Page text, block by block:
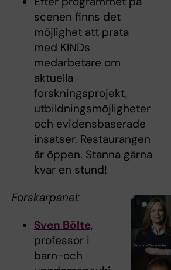
scenen finns det
möjlighet att prata
med KINDs
medarbetare om
aktuella
forskningsprojekt,
utbildningsmöjligheter
och evidensbaserade
insatser. Restaurangen
är öppen. Stanna gärna
kvar en stund!
Forskarpanel:
Sven Bölte,
professor i
barn-och